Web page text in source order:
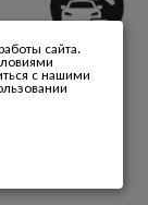
сайта.
с нашими